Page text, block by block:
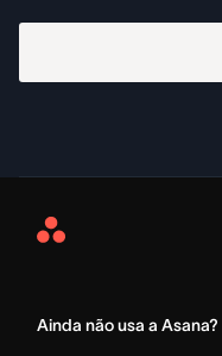
Asana
Ainda não usa a Asana?